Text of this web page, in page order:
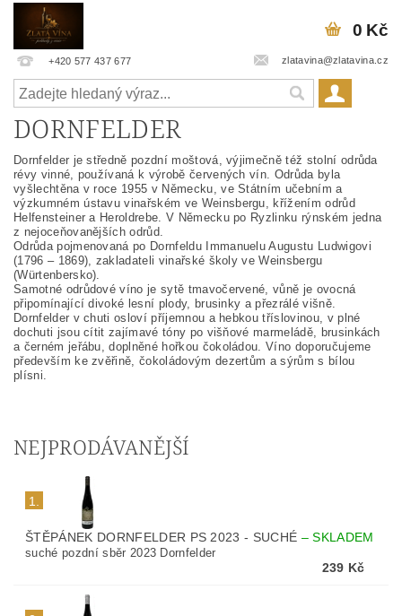
+420 577 437 677 zlatavina@zlatavina.cz
0 Kč
DORNFELDER
Dornfelder je středně pozdní moštová, výjimečně též stolní odrůda
révy vinné, používaná k výrobě červených vín. Odrůda byla
vyšlechtěna v roce 1955 v Německu, ve Státním učebním a
výzkumném ústavu vinařském ve Weinsbergu, křížením odrůd
Helfensteiner a Heroldrebe. V Německu po Ryzlinku rýnském jedna
z nejoceňovanějších odrůd.
Odrůda pojmenovaná po Dornfeldu Immanuelu Augustu Ludwigovi
(1796 – 1869), zakladateli vinařské školy ve Weinsbergu
(Würtenbersko).
Samotné odrůdové víno je sytě tmavočervené, vůně je ovocná
připomínající divoké lesní plody, brusinky a přezrálé višně.
Dornfelder v chuti osloví příjemnou a hebkou tříslovinou, v plné
dochuti jsou cítit zajímavé tóny po višňové marmeládě, brusinkách
a černém jeřábu, doplněné hořkou čokoládou. Víno doporučujeme
především ke zvěřině, čokoládovým dezertům a sýrům s bílou
plísni.
NEJPRODÁVANĚJŠÍ
1.
ŠTĚPÁNEK DORNFELDER PS 2023 - SUCHÉ –SKLADEM
suché pozdní sběr 2023 Dornfelder
239 Kč